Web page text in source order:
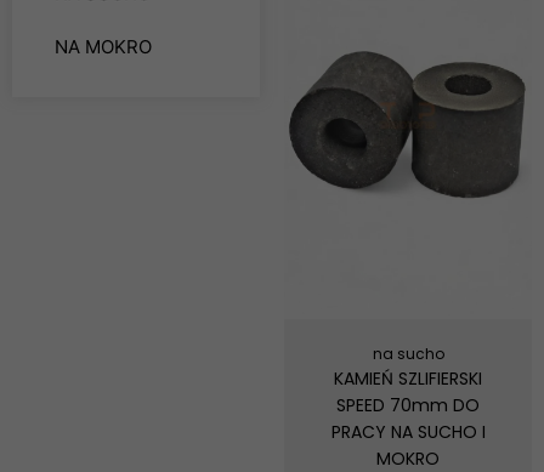
NA MOKRO
na sucho
KAMIEŃ SZLIFIERSKI
SPEED 70mm DO
PRACY NA SUCHO I
MOKRO